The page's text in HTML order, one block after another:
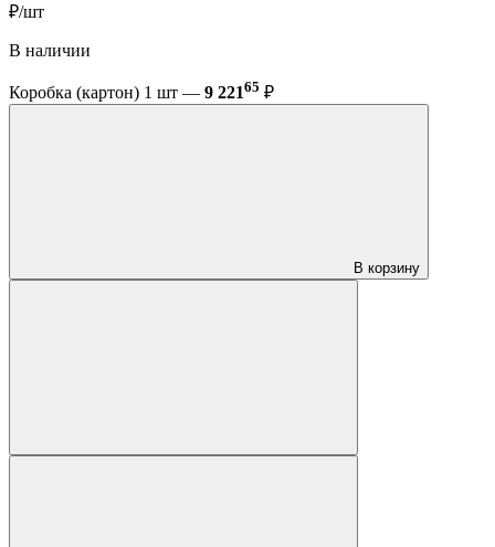
₽/шт
В наличии
Коробка (картон) 1 шт — 9 22165 ₽
В корзину